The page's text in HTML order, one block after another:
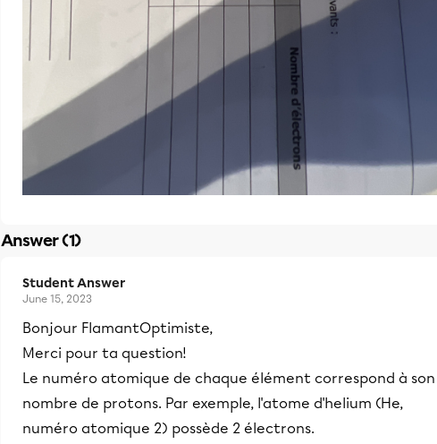
Answer (1)
Student Answer
June 15, 2023
Bonjour FlamantOptimiste,
Merci pour ta question!
Le numéro atomique de chaque élément correspond à son
nombre de protons. Par exemple, l'atome d'helium (He,
numéro atomique 2) possède 2 électrons.